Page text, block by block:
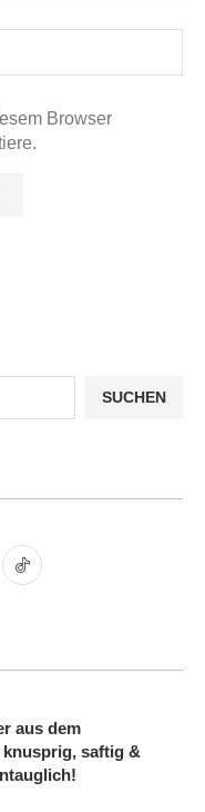
Browser
SUCHEN
aus dem
saftig &